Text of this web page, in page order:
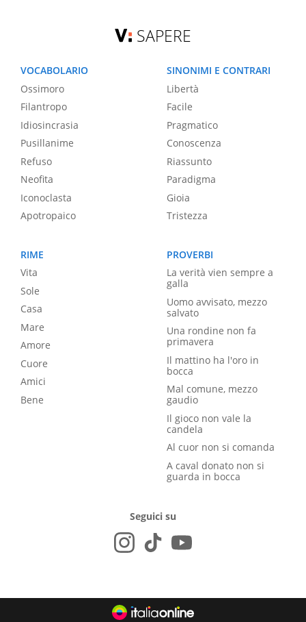
SAPERE
VOCABOLARIO
Ossimoro
Filantropo
Idiosincrasia
Pusillanime
Refuso
Neofita
Iconoclasta
Apotropaico
SINONIMI E CONTRARI
Libertà
Facile
Pragmatico
Conoscenza
Riassunto
Paradigma
Gioia
Tristezza
RIME
Vita
Sole
Casa
Mare
Amore
Cuore
Amici
Bene
PROVERBI
La verità vien sempre a
galla
Uomo avvisato, mezzo
salvato
Una rondine non fa
primavera
Il mattino ha l'oro in
bocca
Mal comune, mezzo
gaudio
Il gioco non vale la
candela
Al cuor non si comanda
A caval donato non si
guarda in bocca
Seguici su